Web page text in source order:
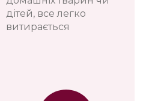
дітей, все легко
витирається